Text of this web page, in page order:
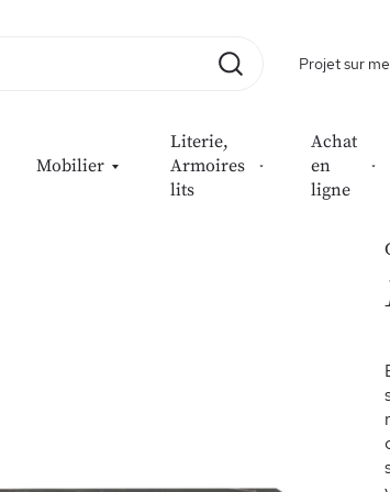
Projet sur
Mobilier
Literie,
Armoires
lits
Achat
en
ligne